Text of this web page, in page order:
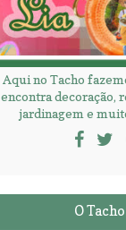
Aqui no Tacho
encontra decoração,
jardinagem e
O